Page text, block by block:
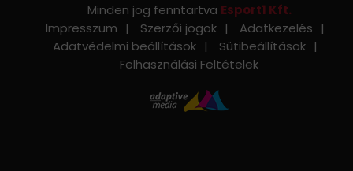
Minden jog fenntartva Esport1 Kft.
Impresszum
Szerzői jogok
Adatkezelés
Adatvédelmi beállítások
Sütibeállítások
Felhasználási Feltételek